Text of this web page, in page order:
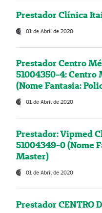
Prestador Clínica
01 de Abril de 2020
Prestador Centro
51004350-4:
(Nome Fantasia:
01 de Abril de 2020
Prestador: Vipmed
51004349-0 (Nome
Master)
01 de Abril de 2020
Prestador CENTRO